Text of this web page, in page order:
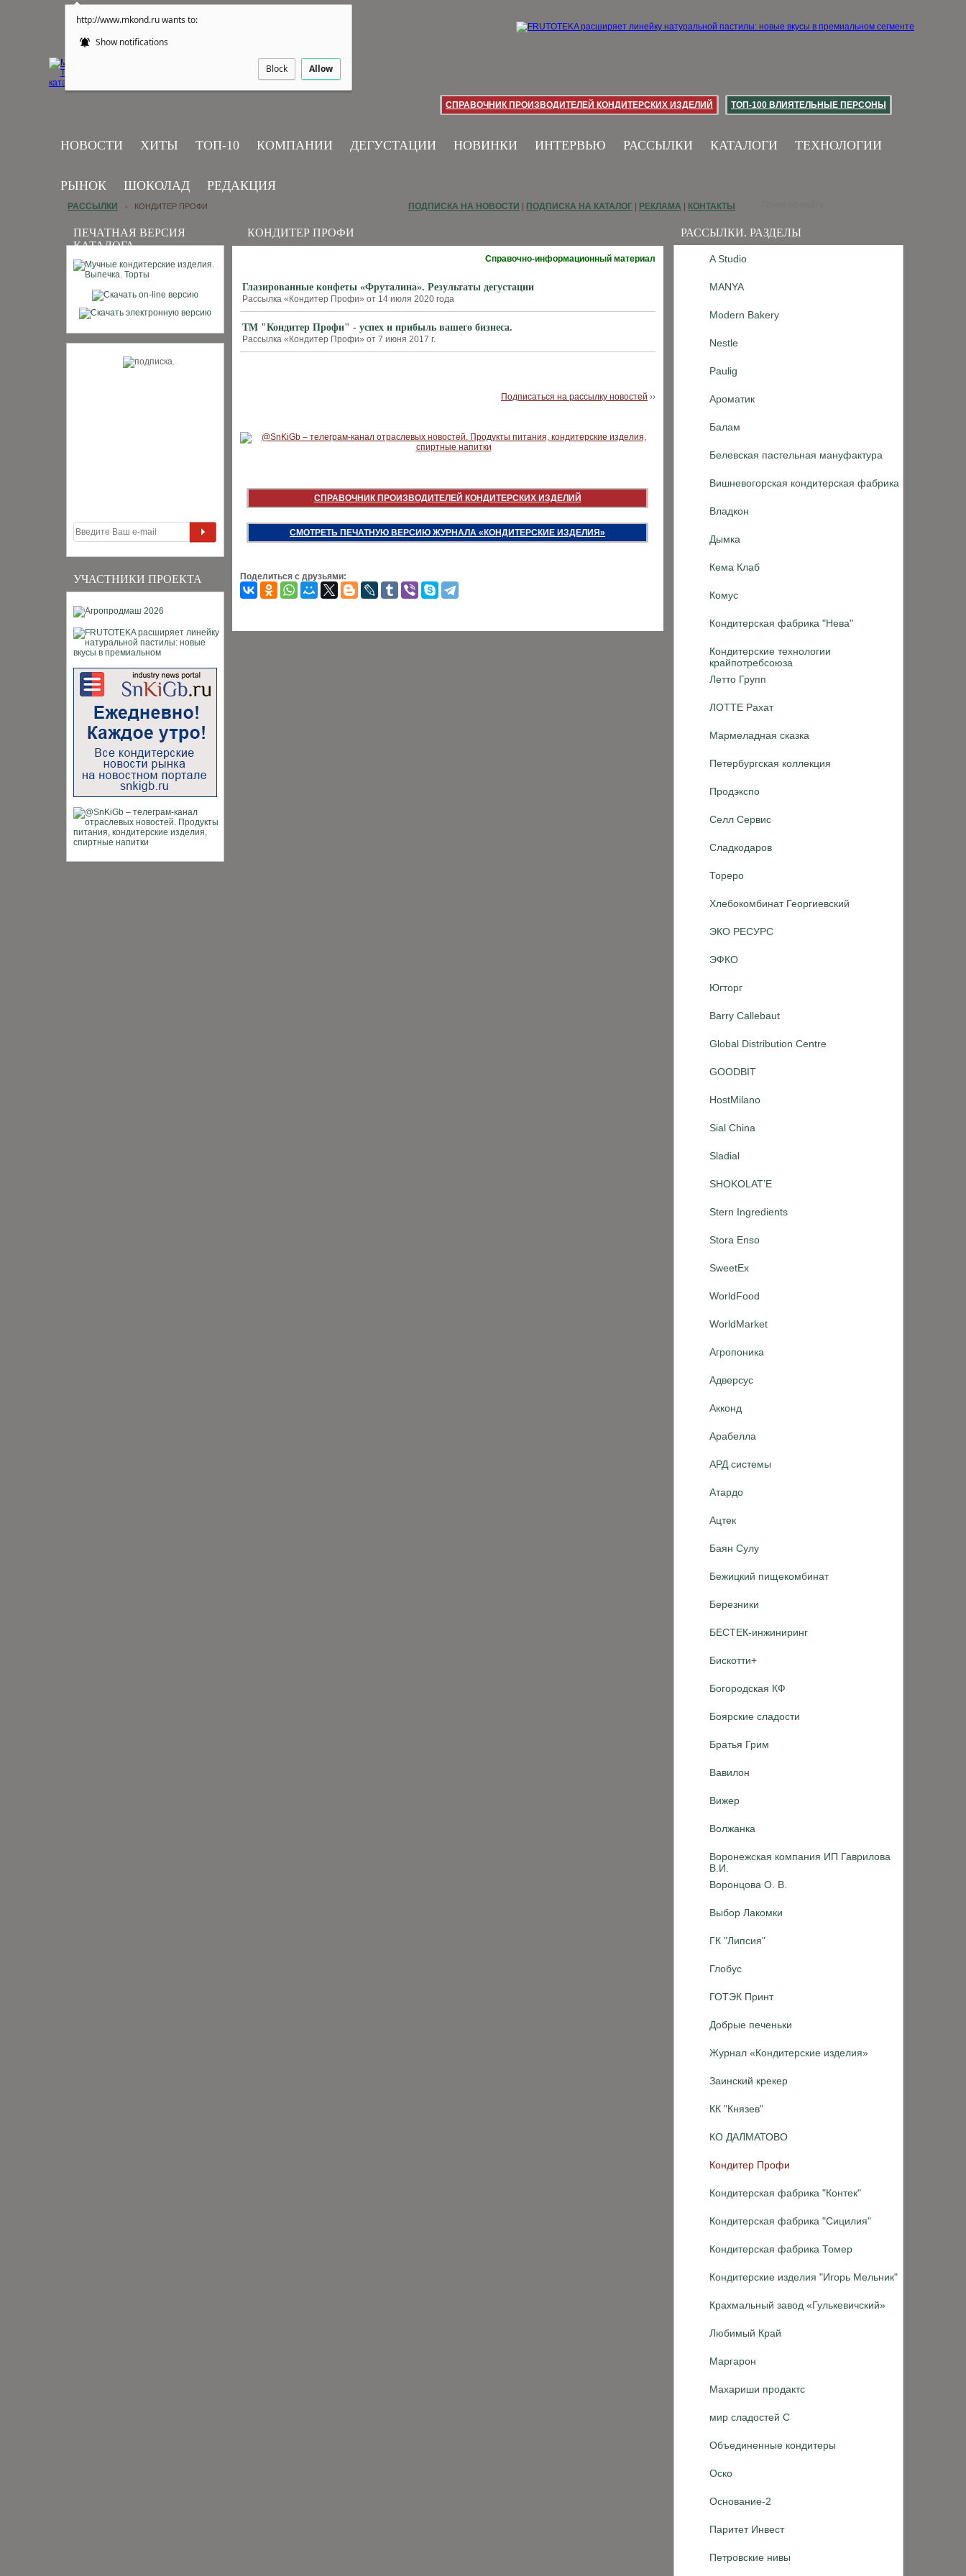
http://www.mkond.ru wants to:
Show notifications
Block Allow
СПРАВОЧНИК ПРОИЗВОДИТЕЛЕЙ КОНДИТЕРСКИХ ИЗДЕЛИЙ ТОП-100 ВЛИЯТЕЛЬНЫЕ ПЕРСОНЫ
НОВОСТИ ХИТЫ ТОП-10 КОМПАНИИ ДЕГУСТАЦИИ НОВИНКИ ИНТЕРВЬЮ РАССЫЛКИ КАТАЛОГИ ТЕХНОЛОГИИ
РЫНОК ШОКОЛАД РЕДАКЦИЯ
ПЕЧАТНАЯ ВЕРСИЯ
КАТАЛОГА
УЧАСТНИКИ ПРОЕКТА
РАССЫЛКИ. РАЗДЕЛЫ
A Studio
MANYA
Modern Bakery
Nestle
Paulig
Ароматик
Балам
Белевская пастельная мануфактура
Вишневогорская кондитерская фабрика
Владкон
Дымка
Кема Клаб
Комус
Кондитерская фабрика "Нева"
Кондитерские технологии
крайпотребсоюза
Летто Групп
ЛОТТЕ Рахат
Мармеладная сказка
Петербургская коллекция
Продэкспо
Селл Сервис
Сладкодаров
Тореро
Хлебокомбинат Георгиевский
ЭКО РЕСУРС
ЭФКО
Югторг
Barry Callebaut
Global Distribution Centre
GOODBIT
HostMilano
Sial China
Sladial
SHOKOLAT’E
Stern Ingredients
Stora Enso
SweetEx
WorldFood
WorldMarket
Агропоника
Адверсус
Акконд
Арабелла
АРД системы
Атардо
Ацтек
Баян Сулу
Бежицкий пищекомбинат
Березники
БЕСТЕК-инжиниринг
Бискотти+
Богородская КФ
Боярские сладости
Братья Грим
Вавилон
Вижер
Волжанка
Воронежская компания ИП Гаврилова
В.И.
Воронцова О. В.
Выбор Лакомки
ГК "Липсия"
Глобус
ГОТЭК Принт
Добрые печеньки
Журнал «Кондитерские изделия»
Заинский крекер
КК "Князев"
КО ДАЛМАТОВО
Кондитер Профи
Кондитерская фабрика "Контек"
Кондитерская фабрика "Сицилия"
Кондитерская фабрика Томер
Кондитерские изделия "Игорь Мельник"
Крахмальный завод «Гулькевичский»
Любимый Край
Маргарон
Махариши продактс
мир сладостей С
Объединенные кондитеры
Оско
Основание-2
Паритет Инвест
Петровские нивы
РАССЫЛКИ › КОНДИТЕР ПРОФИ ПОДПИСКА НА НОВОСТИ ПОДПИСКА НА КАТАЛОГ РЕКЛАМА КОНТАКТЫ
КОНДИТЕР ПРОФИ
Справочно-информационный материал
Глазированные конфеты «Фруталина». Результаты дегустации
Рассылка «Кондитер Профи» от 14 июля 2020 года
ТМ "Кондитер Профи" - успех и прибыль вашего бизнеса.
Рассылка «Кондитер Профи» от 7 июня 2017 г.
Подписаться на рассылку новостей ››
СПРАВОЧНИК ПРОИЗВОДИТЕЛЕЙ КОНДИТЕРСКИХ ИЗДЕЛИЙ
СМОТРЕТЬ ПЕЧАТНУЮ ВЕРСИЮ ЖУРНАЛА «КОНДИТЕРСКИЕ ИЗДЕЛИЯ»
Поделиться с друзьями: